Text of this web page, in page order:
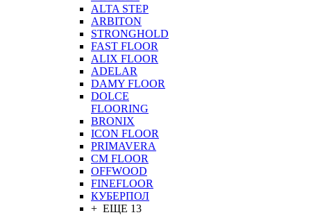
ALTA STEP
ARBITON
STRONGHOLD
FAST FLOOR
ALIX FLOOR
ADELAR
DAMY FLOOR
DOLCE
FLOORING
BRONIX
ICON FLOOR
PRIMAVERA
CM FLOOR
OFFWOOD
FINEFLOOR
КУБЕРПОЛ
+ ЕЩЕ 13